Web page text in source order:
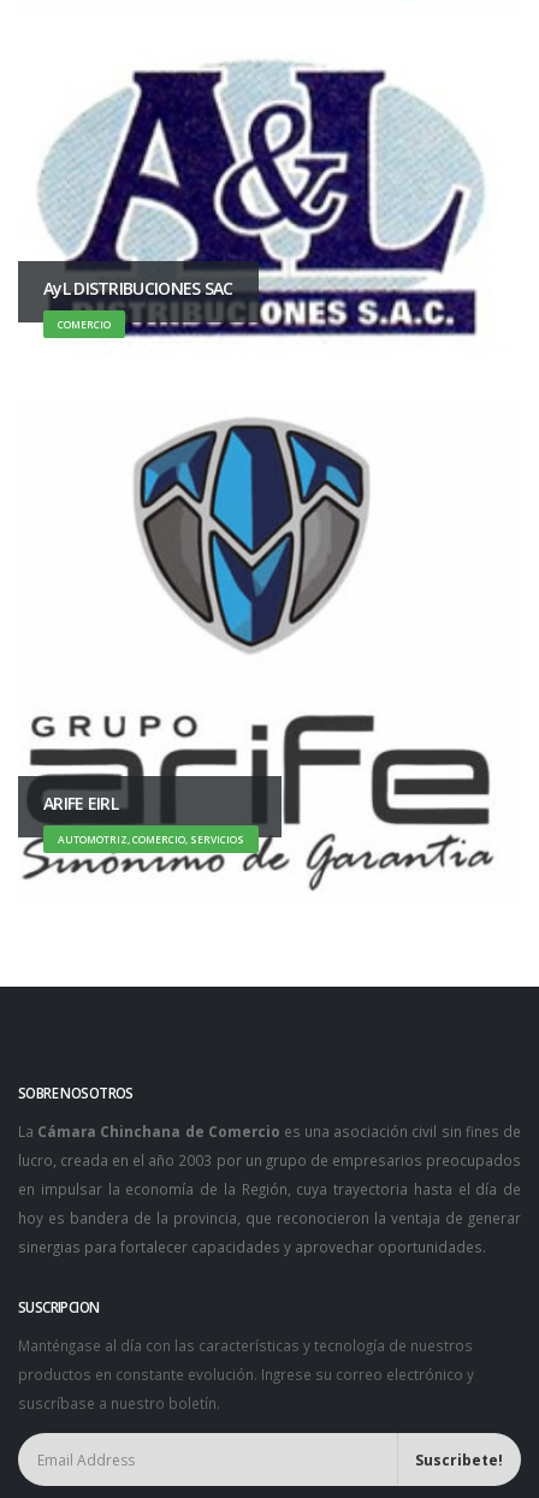
AyL DISTRIBUCIONES SAC
COMERCIO
ARIFE EIRL
AUTOMOTRIZ, COMERCIO, SERVICIOS
SOBRE NOSOTROS
La Cámara Chinchana de Comercio es una asociación civil sin fines de
lucro, creada en el año 2003 por un grupo de empresarios preocupados
en impulsar la economía de la Región, cuya trayectoria hasta el día de
hoy es bandera de la provincia, que reconocieron la ventaja de generar
sinergias para fortalecer capacidades y aprovechar oportunidades.
SUSCRIPCION
Manténgase al día con las características y tecnología de nuestros
productos en constante evolución. Ingrese su correo electrónico y
suscríbase a nuestro boletín.